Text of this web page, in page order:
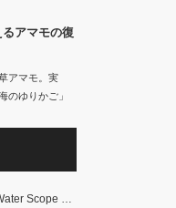
アマモの復
アマモ。実
のゆりかご」
Scope …